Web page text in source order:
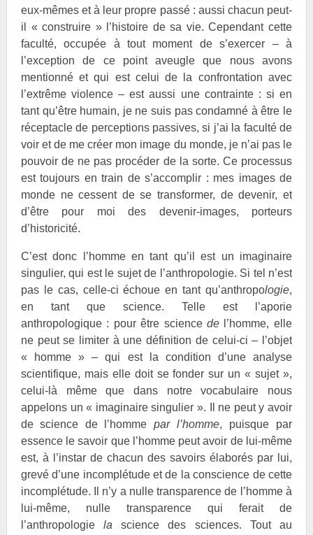
eux-mêmes et à leur propre passé : aussi chacun peut-
il « construire » l’histoire de sa vie. Cependant cette
faculté, occupée à tout moment de s’exercer – à
l’exception de ce point aveugle que nous avons
mentionné et qui est celui de la confrontation avec
l’extrême violence – est aussi une contrainte : si en
tant qu’être humain, je ne suis pas condamné à être le
réceptacle de perceptions passives, si j’ai la faculté de
voir et de me créer mon image du monde, je n’ai pas le
pouvoir de ne pas procéder de la sorte. Ce processus
est toujours en train de s’accomplir : mes images de
monde ne cessent de se transformer, de devenir, et
d’être pour moi des devenir-images, porteurs
d’historicité.
C’est donc l’homme en tant qu’il est un imaginaire
singulier, qui est le sujet de l’anthropologie. Si tel n’est
pas le cas, celle-ci échoue en tant qu’anthropologie,
en tant que science. Telle est l’aporie
anthropologique : pour être science del’homme, elle
ne peut se limiter à une définition de celui-ci – l’objet
« homme » – qui est la condition d’une analyse
scientifique, mais elle doit se fonder sur un « sujet »,
celui-là même que dans notre vocabulaire nous
appelons un « imaginaire singulier ». Il ne peut y avoir
de science de l’homme par l’homme, puisque par
essence le savoir que l’homme peut avoir de lui-même
est, à l’instar de chacun des savoirs élaborés par lui,
grevé d’une incomplétude et de la conscience de cette
incomplétude. Il n’y a nulle transparence de l’homme à
lui-même, nulle transparence qui ferait de
l’anthropologie la science des sciences. Tout au